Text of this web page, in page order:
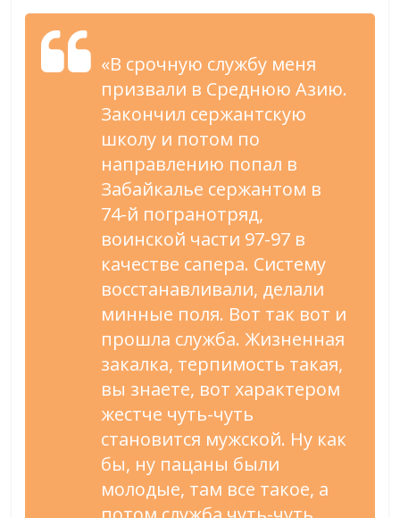
«В срочную службу меня
призвали в Среднюю Азию.
Закончил сержантскую
школу и потом по
направлению попал в
Забайкалье сержантом в
74-й погранотряд,
воинской части 97-97 в
качестве сапера. Систему
восстанавливали, делали
минные поля. Вот так вот и
прошла служба. Жизненная
закалка, терпимость такая,
вы знаете, вот характером
жестче чуть-чуть
становится мужской. Ну как
бы, ну пацаны были
молодые, там все такое, а